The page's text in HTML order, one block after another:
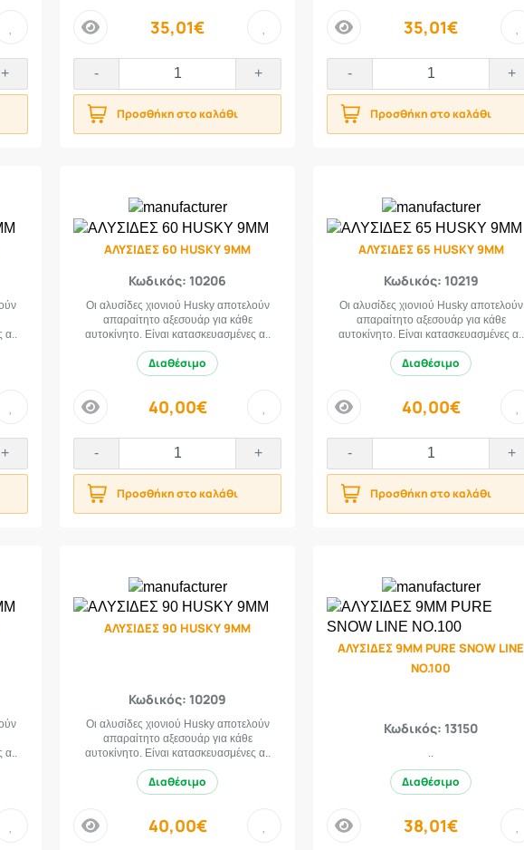
+
price 35,01€
- +
Προσθήκη στο καλάθι
price 35,01€
- +
Προσθήκη στο καλάθι
+
ΑΛΥΣΙΔΕΣ 60 HUSKY 9MM
Κωδικός: 10206
Οι αλυσίδες χιονιού Husky αποτελούν
απαραίτητο αξεσουάρ για κάθε
αυτοκίνητο. Είναι κατασκευασμένες α..
Διαθέσιμο
price 40,00€
- +
Προσθήκη στο καλάθι
ΑΛΥΣΙΔΕΣ 65 HUSKY 9MM
Κωδικός: 10219
Οι αλυσίδες χιονιού Husky αποτελούν
απαραίτητο αξεσουάρ για κάθε
αυτοκίνητο. Είναι κατασκευασμένες α..
Διαθέσιμο
price 40,00€
- +
Προσθήκη στο καλάθι
ΑΛΥΣΙΔΕΣ 90 HUSKY 9MM
Κωδικός: 10209
Οι αλυσίδες χιονιού Husky αποτελούν
απαραίτητο αξεσουάρ για κάθε
αυτοκίνητο. Είναι κατασκευασμένες α..
Διαθέσιμο
price 40,00€
ΑΛΥΣΙΔΕΣ 9ΜΜ PURE SNOW LINE
NO.100
Κωδικός: 13150
Διαθέσιμο
price 38,01€